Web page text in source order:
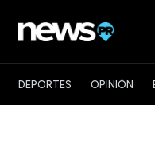
DEPORTES OPINIÓN